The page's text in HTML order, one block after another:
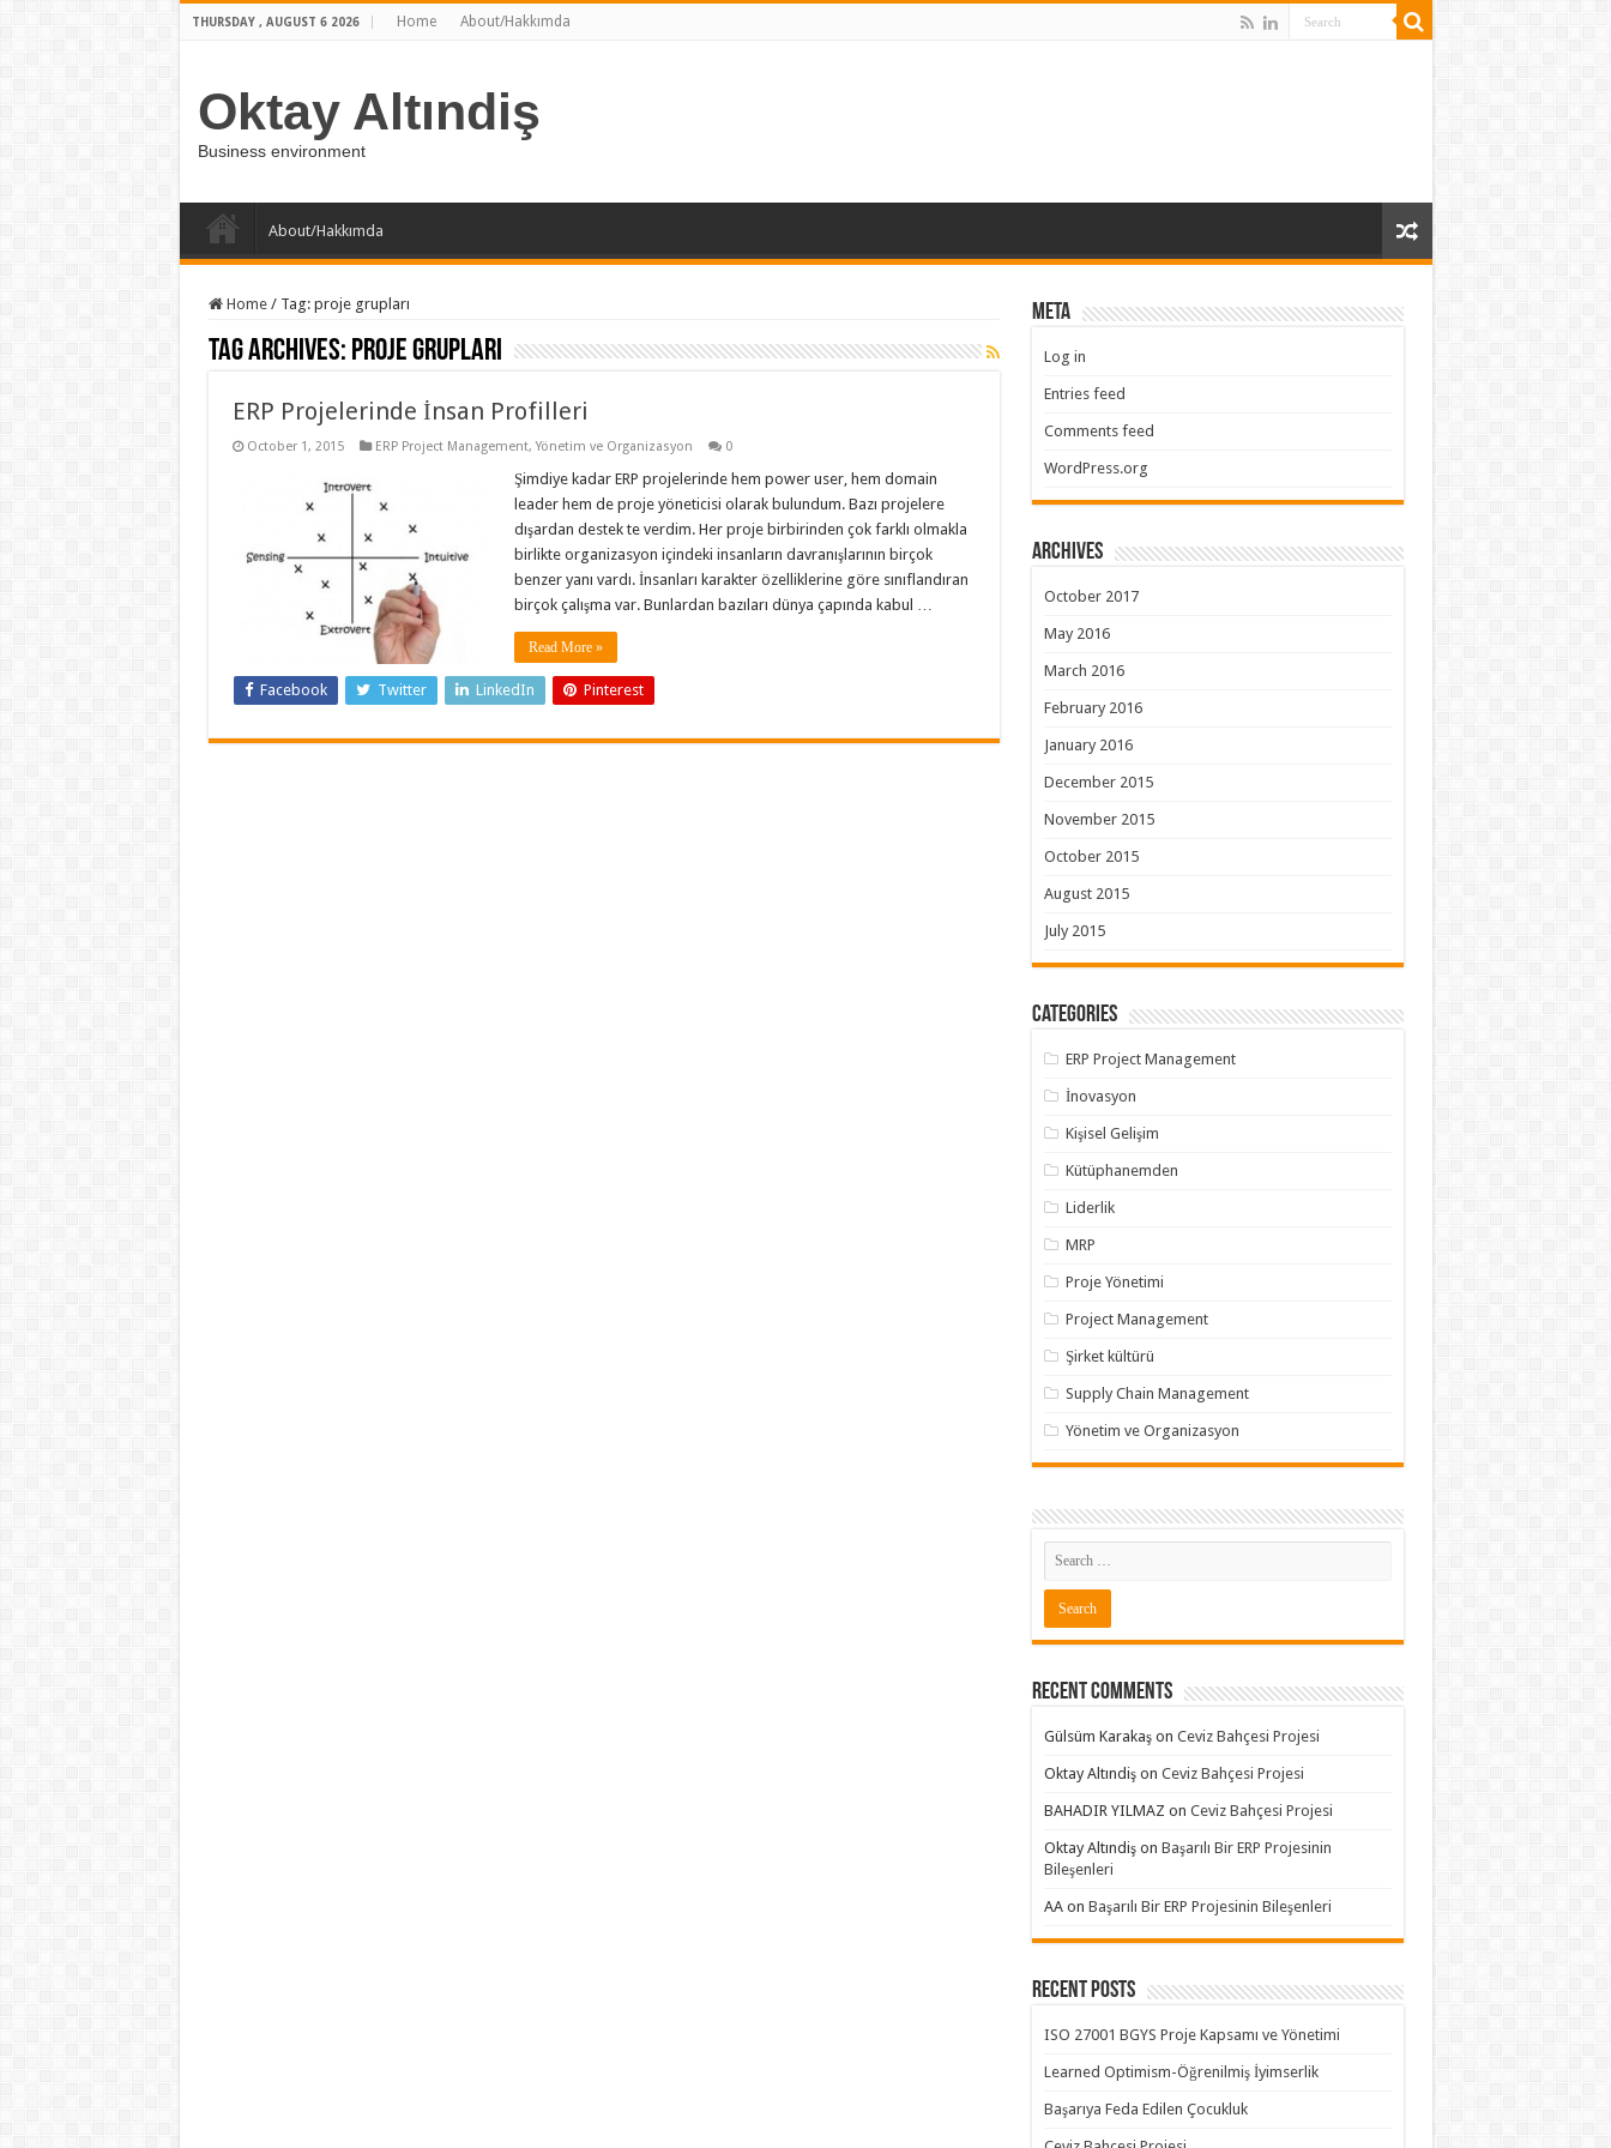
THURSDAY , AUGUST 6 2026 Home About/Hakkımda
Oktay Altındiş
Business environment
About/Hakkımda
Home / Tag: proje grupları
Tag Archives: proje grupları
ERP Projelerinde İnsan Profilleri
October 1, 2015 ERP Project Management,Yönetim ve Organizasyon 0
Şimdiye kadar ERP projelerinde hem power user, hem domain
leader hem de proje yöneticisi olarak bulundum. Bazı projelere
dışardan destek te verdim. Her proje birbirinden çok farklı olmakla
birlikte organizasyon içindeki insanların davranışlarının birçok
benzer yanı vardı. İnsanları karakter özelliklerine göre sınıflandıran
birçok çalışma var. Bunlardan bazıları dünya çapında kabul …
Read More »
Facebook Twitter LinkedIn Pinterest
Meta
Log in
Entries feed
Comments feed
WordPress.org
Archives
October 2017
May 2016
March 2016
February 2016
January 2016
December 2015
November 2015
October 2015
August 2015
July 2015
Categories
ERP Project Management
İnovasyon
Kişisel Gelişim
Kütüphanemden
Liderlik
MRP
Proje Yönetimi
Project Management
Şirket kültürü
Supply Chain Management
Yönetim ve Organizasyon
Recent Comments
Gülsüm Karakaşon Ceviz Bahçesi Projesi
Oktay Altındişon Ceviz Bahçesi Projesi
BAHADIR YILMAZ on Ceviz Bahçesi Projesi
Oktay Altındişon Başarılı Bir ERP Projesinin
Bileşenleri
AAon Başarılı Bir ERP Projesinin Bileşenleri
Recent Posts
ISO 27001 BGYS Proje Kapsamı ve Yönetimi
Learned Optimism-Öğrenilmiş İyimserlik
Başarıya Feda Edilen Çocukluk